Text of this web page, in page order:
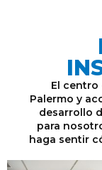
El centro
Palermo y
desarrollo
para
haga sentir